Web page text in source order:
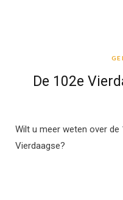
De 102e
Wilt u meer weten over de
Vierdaagse?